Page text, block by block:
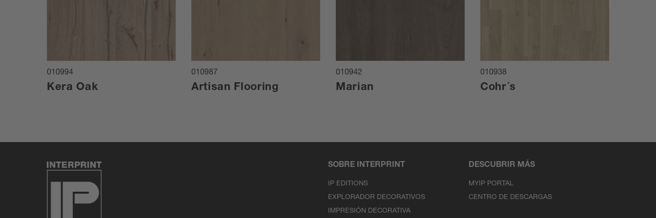
010994
Kera Oak
010987
Artisan Flooring
010942
Marian
010938
Cohr´s
SOBRE INTERPRINT
IP EDITIONS
EXPLORADOR DECORATIVOS
IMPRESIÓN DECORATIVA
DESCUBRIR MÁS
MYIP PORTAL
CENTRO DE DESCARGAS